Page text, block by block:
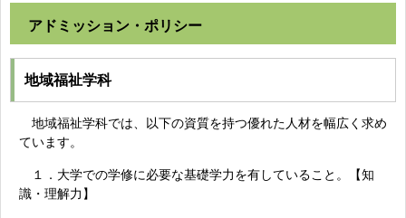
アドミッション・ポリシー
地域福祉学科
地域福祉学科では、以下の資質を持つ優れた人材を幅広く求め
ています。
１．大学での学修に必要な基礎学力を有していること。【知
識・理解力】